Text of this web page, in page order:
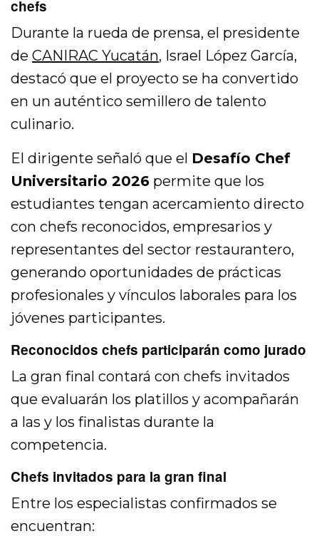
chefs
Durante la rueda de prensa, el presidente
deCANIRAC Yucatán, Israel López García,
destacó que el proyecto se ha convertido
en un auténtico semillero de talento
culinario.
El dirigente señaló que el Desafío Chef
Universitario 2026 permite que los
estudiantes tengan acercamiento directo
con chefs reconocidos, empresarios y
representantes del sector restaurantero,
generando oportunidades de prácticas
profesionales y vínculos laborales para los
jóvenes participantes.
Reconocidos chefs participarán como jurado
La gran final contará con chefs invitados
que evaluarán los platillos y acompañarán
a las y los finalistas durante la
competencia.
Chefs invitados para la gran final
Entre los especialistas confirmados se
encuentran: